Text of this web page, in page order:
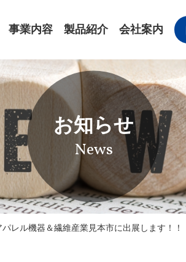
事業内容 製品紹介 会社案内
お知らせ
News
レル機器＆繊維産業見本市に出展します！！